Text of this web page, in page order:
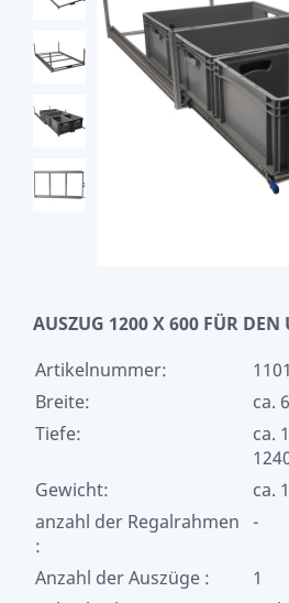
AUSZUG 1200 X 600 FÜR DEN
Artikelnummer:
Breite:
ca.
Tiefe:
ca.
Gewicht:
ca.
anzahl der Regalrahmen
:
-
Anzahl der Auszüge :
1